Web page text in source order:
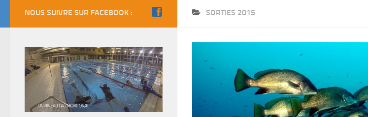
SORTIES 2015
NOUS SUIVRE SUR FACEBOOK :